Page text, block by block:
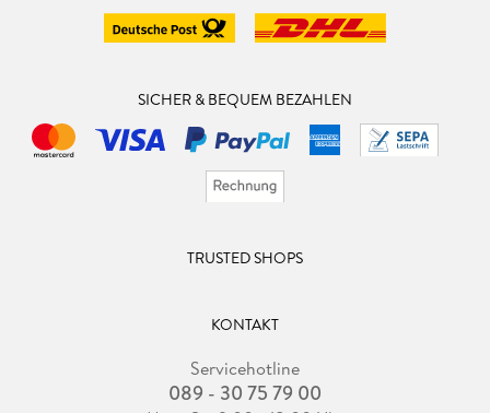
SICHER & BEQUEM BEZAHLEN
TRUSTED SHOPS
KONTAKT
Servicehotline
089 - 30 75 79 00